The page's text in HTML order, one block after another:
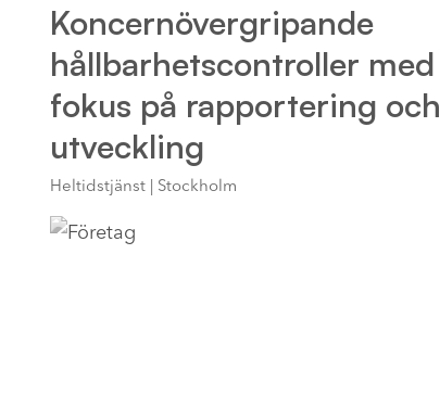
Koncernövergripande
hållbarhetscontroller med
fokus på rapportering och
utveckling
Heltidstjänst | Stockholm